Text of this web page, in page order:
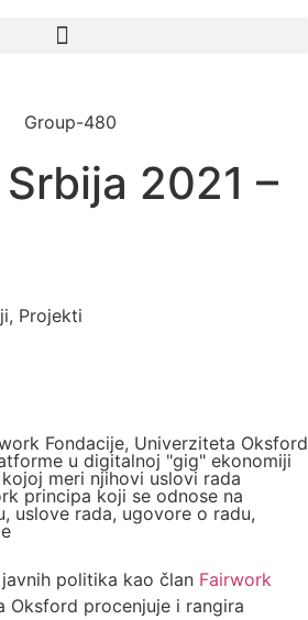
2021 –
, Projekti
Fondacije, Univerziteta Oksford
u digitalnoj "gig" ekonomiji
meri njihovi uslovi rada
principa koji se odnose na
uslove rada, ugovore o radu,
politika kao član Fairwork
Oksford procenjuje i rangira